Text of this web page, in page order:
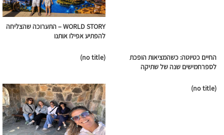
WORLD STORY – התערוכה שהצליחה
להפתיע אפילו אותנו
החיים כטיוטה: כשהמציאות הופכת
לספרחמישים שנה של שתיקה
(no title)
(no title)